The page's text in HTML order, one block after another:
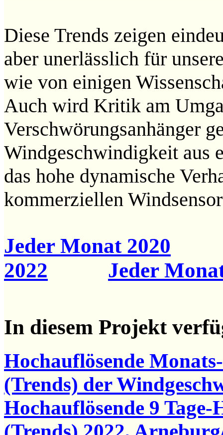
Diese Trends zeigen
aber unerlässlich für
wie von einigen
Auch wird Kritik am
Verschwörungsanhänger
Windgeschwindigkeit aus
das hohe dynamische
kommerziellen
Jeder Monat 2020
2022
Jeder
In diesem Projekt
Hochauflösende
(Trends) der
Hochauflösende 9